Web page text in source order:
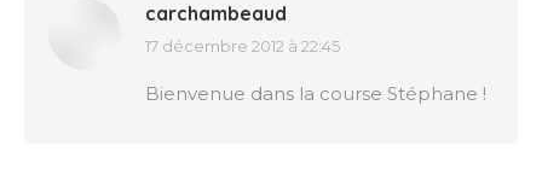
carchambeaud
dit
17 décembre 2012 à 22:45
Bienvenue dans la course Stéphane !